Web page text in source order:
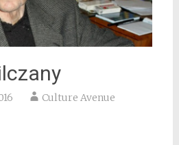
Culture Avenue